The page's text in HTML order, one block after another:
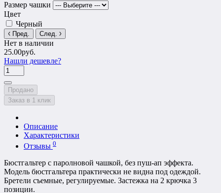
Размер чашки
Цвет
Черный
Пред. След.
Нет в наличии
25.00руб.
Нашли дешевле?
Продано
Заказ в 1 клик
Описание
Характеристики
Отзывы 0
Бюстгальтер с паролновой чашкой, без пуш-ап эффекта.
Модель бюстгальтера практически не видна под одеждой.
Бретели съемные, регулируемые. Застежка на 2 крючка 3
позиции.